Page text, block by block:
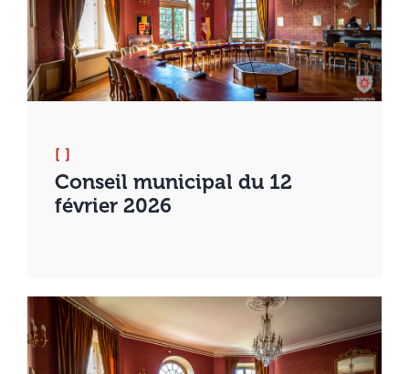
[ ]
Conseil municipal du 12
février 2026